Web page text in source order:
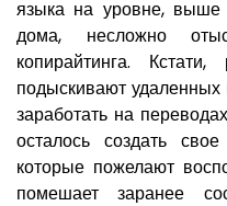
языка на уровне, выше
дома, несложно
копирайтинга.
подыскивают удаленных
заработать на
осталось создать
которые пожелают
помешает заранее